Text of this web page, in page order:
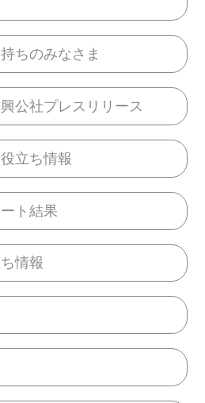
ちのみなさま
公社プレスリリース
立ち情報
ト結果
情報